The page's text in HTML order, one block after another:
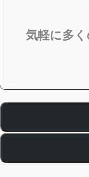
気軽に多